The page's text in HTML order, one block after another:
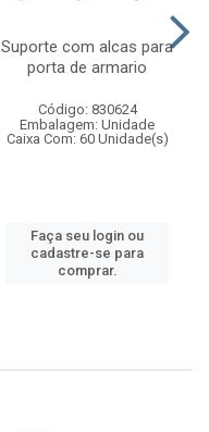
Suporte com alcas para
porta de armario
Código: 830624
Embalagem: Unidade
Caixa Com: 60 Unidade(s)
Faça seu login ou
cadastre-se para
comprar.